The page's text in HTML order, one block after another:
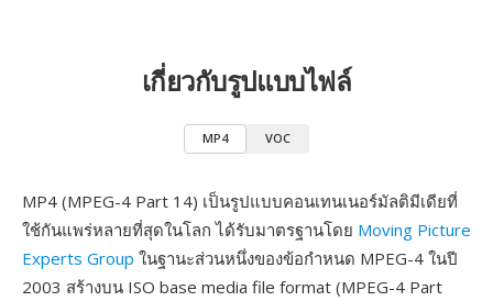
เกี่ยวกับรูปแบบไฟล์
MP4 VOC
MP4 (MPEG-4 Part 14) เป็นรูปแบบคอนเทนเนอร์มัลติมีเดียที่
ใช้กันแพร่หลายที่สุดในโลก ได้รับมาตรฐานโดย Moving Picture
Experts Group ในฐานะส่วนหนึ่งของข้อกำหนด MPEG-4 ในปี
2003 สร้างบน ISO base media file format (MPEG-4 Part